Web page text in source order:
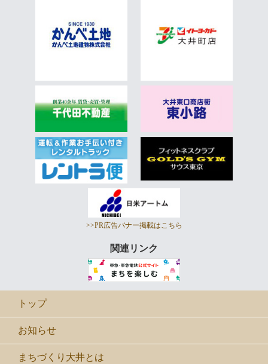
>>PR広告バナー掲載はこちら
関連リンク
トップ
お知らせ
まちづくり大井とは